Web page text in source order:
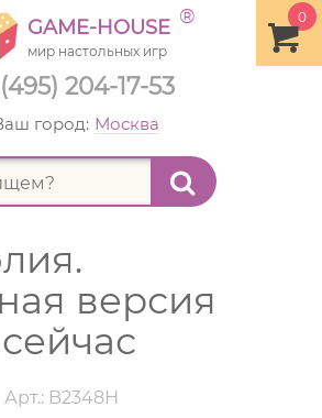
204-17-53
0
GAME-HOUSE ®
мир настольных игр
город: Москва
версия
Арт.: B2348Н